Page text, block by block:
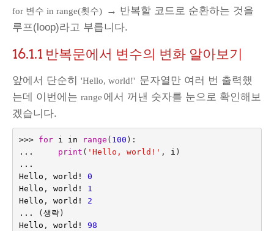
for 변수 in range(횟수) → 반복할 코드로 순환하는 것을
루프(loop)라고 부릅니다.
16.1.1 반복문에서 변수의 변화 알아보기
앞에서 단순히 'Hello, world!' 문자열만 여러 번 출력했
는데 이번에는 range 에서 꺼낸 숫자를 눈으로 확인해보
겠습니다.
>>> for i in range ( 100 ):
...
print ( 'Hello, world!' , i )
...
Hello , world !
0
Hello , world !
1
Hello , world !
2
...
( 생략)
Hello , world !
98